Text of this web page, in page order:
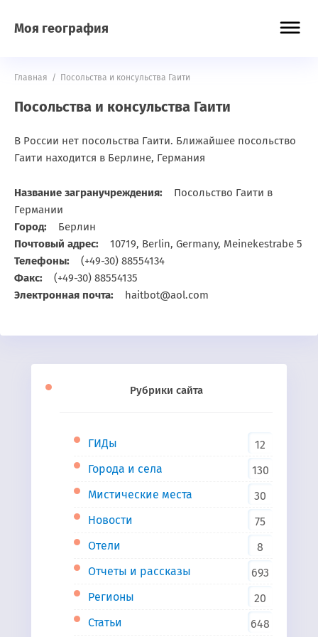
Моя география
Главная / Посольства и консульства Гаити
Посольства и консульства Гаити
В России нет посольства Гаити. Ближайшее посольство
Гаити находится в Берлине, Германия
Название загранучреждения: Посольство Гаити в
Германии
Город: Берлин
Почтовый адрес: 10719, Berlin, Germany, Meinekestrabe 5
Телефоны: (+49-30) 88554134
Факс: (+49-30) 88554135
Электронная почта: haitbot@aol.com
Рубрики сайта
ГИДы
12
Города и села
130
Мистические места
30
Новости
75
Отели
8
Отчеты и рассказы
693
Регионы
20
Статьи
648